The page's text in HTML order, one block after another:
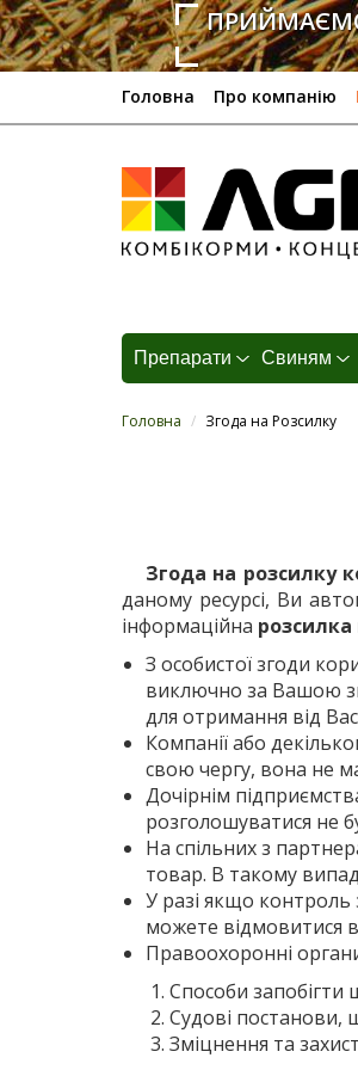
Головна Про компанію
Препарати Свиням
Головна / Згода на Розсилку
Згода на розсилку
даному ресурсі, Ви
інформаційна розсилка
З особистої згоди
виключно за Вашою
для отримання від
Компанії або
свою чергу, вона не
Дочірнім
розголошуватися не
На спільних з
товар. В такому
У разі якщо
можете відмовитися
Правоохоронні
Способи запобігти
Судові постанови,
Зміцнення та